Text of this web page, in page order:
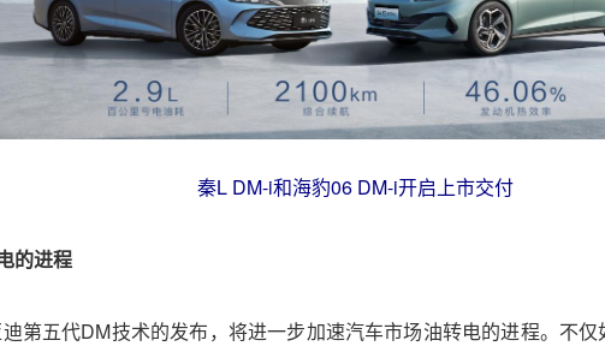
秦L DM-i和海豹06 DM-i开启上市交付
的进程
第五代DM技术的发布，将进一步加速汽车市场油转电的进程。不